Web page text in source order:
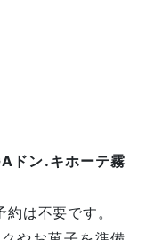
ドン.キホーテ霧
は不要です。